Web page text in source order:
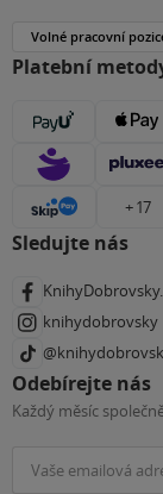
Volné pracovní
Platební
+ 17
Sledujte nás
knihydobrovsky
Odebírejte nás
Každý měsíc